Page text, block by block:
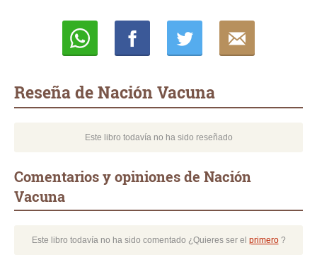
Reseña de Nación Vacuna
Este libro todavía no ha sido reseñado
Comentarios y opiniones de Nación
Vacuna
Este libro todavía no ha sido comentado ¿Quieres ser el primero?